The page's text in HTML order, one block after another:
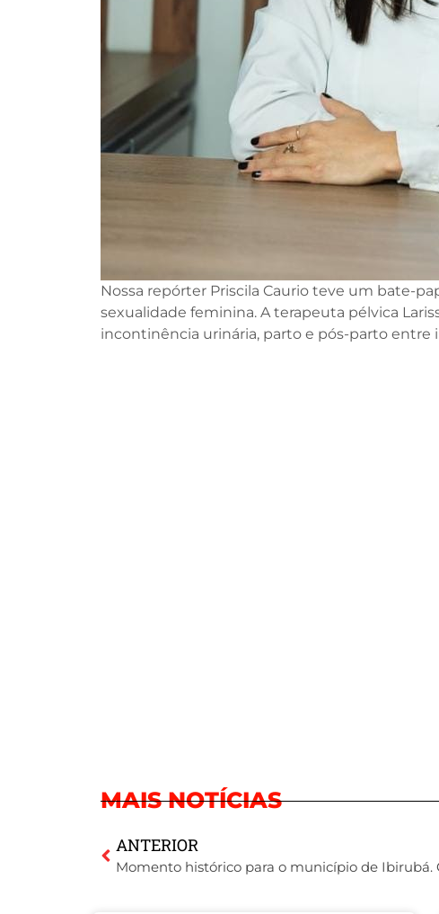
Nossa repórter Priscila Caurio teve um bate-
sexualidade feminina. A terapeuta pélvica
incontinência urinária, parto e pós-parto entre
MAIS NOTÍCIAS
ANTERIOR